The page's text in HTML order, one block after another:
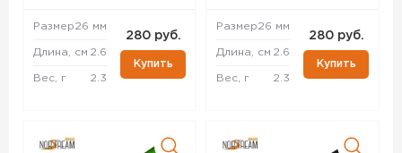
Размер26 мм
Длина, см 2.6
Вес, г 2.3
280 руб.
Купить
Размер26 мм
Длина, см 2.6
Вес, г 2.3
280 руб.
Купить